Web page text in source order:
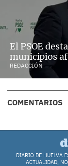
El PSOE
municipios
REDACCIÓN
COMENTARIOS
DIARIO DE HUELVA
ACTUALIDAD,